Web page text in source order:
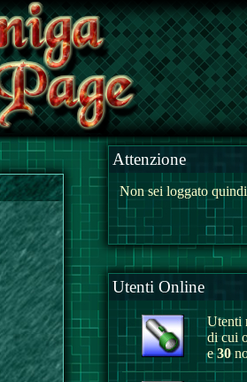
Attenzione
Non sei loggato
Utenti Online
Utenti
di cui
e30